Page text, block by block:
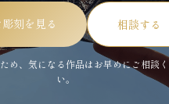
刻を見る 相談する
め、気になる作品はお早めにご相談
い。